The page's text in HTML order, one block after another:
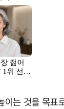
이는 것을 목표